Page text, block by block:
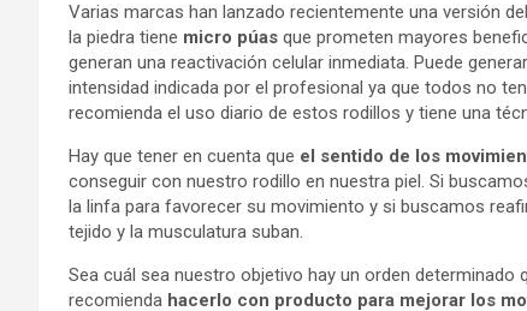
Varias marcas han lanzado recientemente una versión
la piedra tiene micro púas que prometen mayores
generan una reactivación celular inmediata. Puede
intensidad indicada por el profesional ya que todos no
recomienda el uso diario de estos rodillos y tiene una
Hay que tener en cuenta que el sentido de los
conseguir con nuestro rodillo en nuestra piel. Si
la linfa para favorecer su movimiento y si buscamos
tejido y la musculatura suban.
Sea cuál sea nuestro objetivo hay un orden determinado
recomienda hacerlo con producto para mejorar los